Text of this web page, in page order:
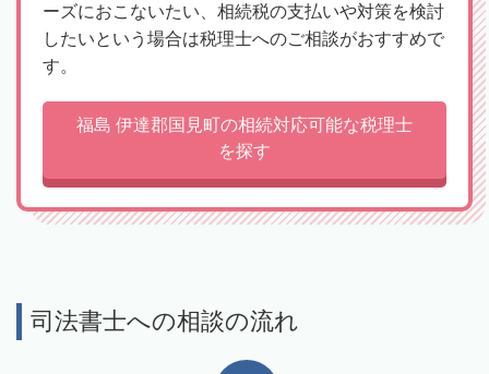
ーズにおこないたい、相続税の支払いや対策を検討
したいという場合は税理士へのご相談がおすすめで
す。
福島 伊達郡国見町の相続対応可能な税理士
を探す
司法書士への相談の流れ